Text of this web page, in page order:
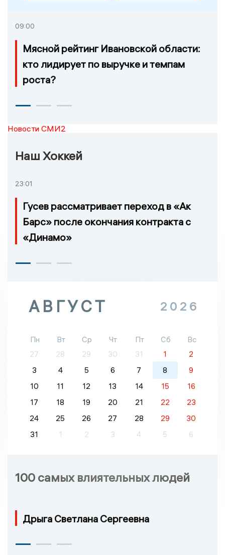
09:00
Мясной рейтинг Ивановской области:
кто лидирует по выручке и темпам
роста?
Новости СМИ2
Наш Хоккей
23:01
Гусев рассматривает переход в «Ак
Барс» после окончания контракта с
«Динамо»
АВГУСТ 2026
Пн Вт Ср Чт Пт Сб
Вс
27
28 29 30 31 1
2
3
4 5 6 7 8
9
10
11 12 13 14 15
16
17
18 19 20 21 22
23
24
25 26 27 28 29
30
31
1 2 3 4 5 6
100 самых влиятельных людей
Дрыга Светлана Сергеевна